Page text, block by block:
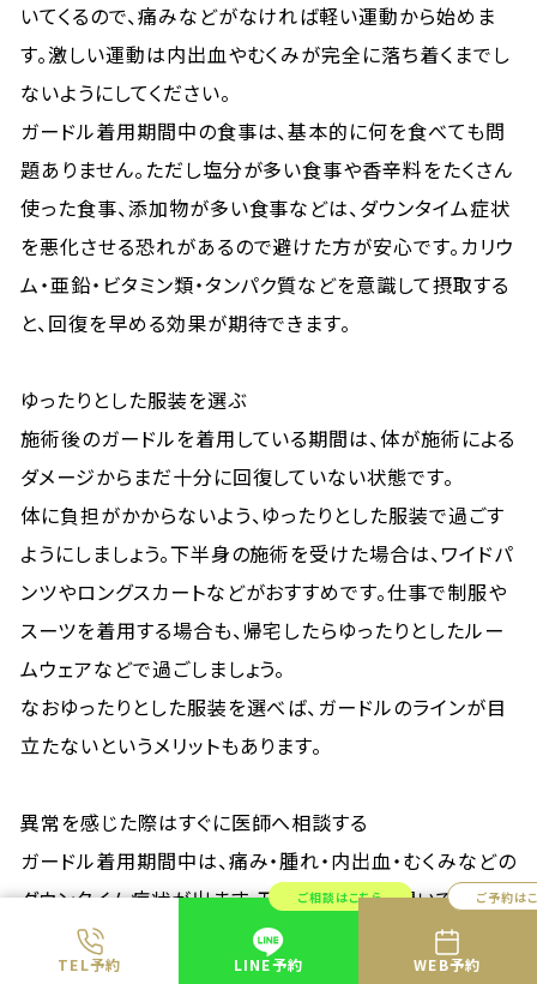
TEL予約
ご相談はこちら
LINE予約
ご予約は
WEB予約
いてくるので、痛みなどがなければ軽い運動から始めま
す。激しい運動は内出血やむくみが完全に落ち着くまでし
ないようにしてください。
ガードル着用期間中の食事は、基本的に何を食べても問
題ありません。ただし塩分が多い食事や香辛料をたくさん
使った食事、添加物が多い食事などは、ダウンタイム症状
を悪化させる恐れがあるので避けた方が安心です。カリウ
ム・亜鉛・ビタミン類・タンパク質などを意識して摂取する
と、回復を早める効果が期待できます。
ゆったりとした服装を選ぶ
施術後のガードルを着用している期間は、体が施術による
ダメージからまだ十分に回復していない状態です。
体に負担がかからないよう、ゆったりとした服装で過ごす
ようにしましょう。下半身の施術を受けた場合は、ワイドパ
ンツやロングスカートなどがおすすめです。仕事で制服や
スーツを着用する場合も、帰宅したらゆったりとしたルー
ムウェアなどで過ごしましょう。
なおゆったりとした服装を選べば、ガードルのラインが目
立たないというメリットもあります。
異常を感じた際はすぐに医師へ相談する
ガードル着用期間中は、痛み・腫れ・内出血・むくみなどの
ダウンタイム症状が出ます。万が一医師から聞いていた以
上にひどい症状や、かゆみ、違和感などがある場合は、速
やかに医師に相談するようにしてください。